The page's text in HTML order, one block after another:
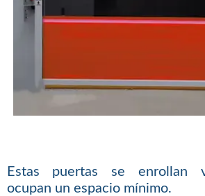
Estas puertas se enrollan
ocupan un espacio mínimo.